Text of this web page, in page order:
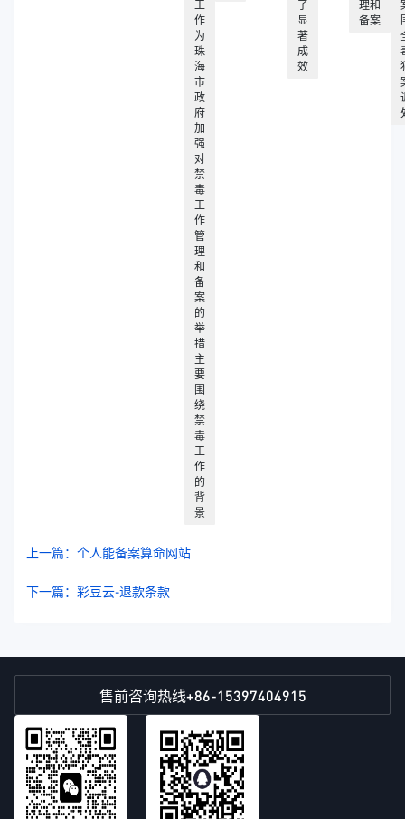
工
作
为
珠
海
市
政
府
加
强
对
禁
毒
工
作
管
理
和
备
案
的
举
措
主
要
围
绕
禁
毒
工
作
的
背
景
了
显
著
成
效
理和
备案
上一篇：个人能备案算命网站
下一篇：彩豆云-退款条款
售前咨询热线+86-15397404915